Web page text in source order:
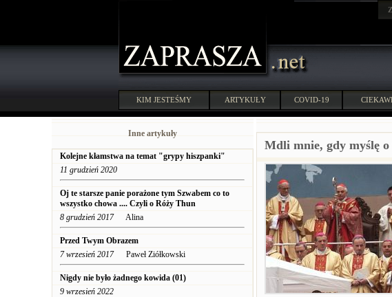
KIM JESTEŚMY ARTYKUŁY COVID-19
Inne artykuły
Kolejne kłamstwa na temat "grypy hiszpanki"
11 grudzień 2020
Oj te starsze panie porażone tym Szwabem co to
wszystko chowa .... Czyli o Róży Thun
8 grudzień 2017Alina
Przed Twym Obrazem
7 wrzesień 2017Paweł Ziółkowski
Nigdy nie było żadnego kowida (01)
9 wrzesień 2022
Mdli mnie, gdy myślę